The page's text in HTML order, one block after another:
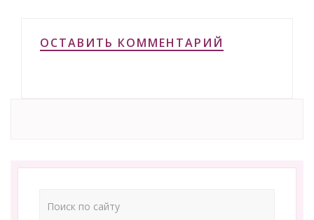
ОСТАВИТЬ КОММЕНТАРИЙ